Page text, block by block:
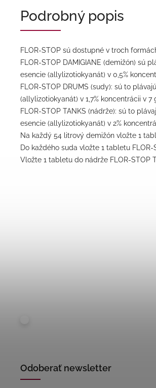
Podrobný popis
FLOR-STOP sú dostupné v troch
FLOR-STOP DAMIGIANE (demižón) sú
esencie (allylizotiokyanát) v 0,5%
FLOR-STOP DRUMS (sudy): sú to
(allylizotiokyanát) v 1,7% koncentrácii v
FLOR-STOP TANKS (nádrže): sú to
esencie (allylizotiokyanát) v 2%
Na každý 54 litrový demižón vložte 1
Do každého suda vložte 1 tabletu FLOR-
Vložte 1 tabletu do nádrže FLOR-STOP
Odoberať newsletter